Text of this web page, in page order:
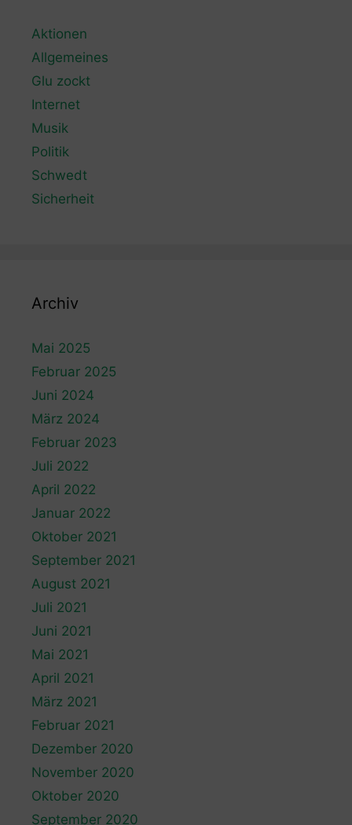
Aktionen
Allgemeines
Glu zockt
Internet
Musik
Politik
Schwedt
Sicherheit
Archiv
Mai 2025
Februar 2025
Juni 2024
März 2024
Februar 2023
Juli 2022
April 2022
Januar 2022
Oktober 2021
September 2021
August 2021
Juli 2021
Juni 2021
Mai 2021
April 2021
März 2021
Februar 2021
Dezember 2020
November 2020
Oktober 2020
September 2020